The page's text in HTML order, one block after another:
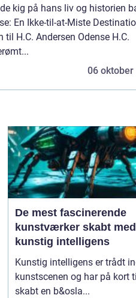
kig på hans liv og historien
En Ikke-til-at-Miste
H.C. Andersen Odense H.C.
06 oktober
De mest fascinerende
kunstværker skabt med
kunstig intelligens
Kunstig intelligens er trådt
kunstscenen og har på kort
skabt en b&osla...